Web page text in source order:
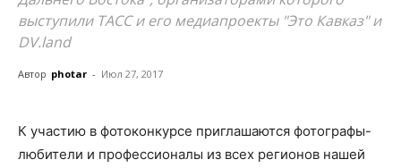
выступили ТАСС и его медиапроекты "Это Кавказ" и
DV.land
Автор photar - Июл 27, 2017
К участию в фотоконкурсе приглашаются фотографы-
любители и профессионалы из всех регионов нашей